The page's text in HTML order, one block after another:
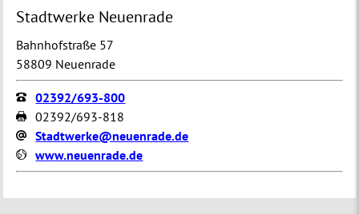
Stadtwerke Neuenrade
Bahnhofstraße 57
58809 Neuenrade
02392/693-800
02392/693-818
Stadtwerke@neuenrade.de
www.neuenrade.de